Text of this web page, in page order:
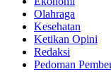
Olahraga
Kesehatan
Ketikan Opini
Redaksi
Pedoman